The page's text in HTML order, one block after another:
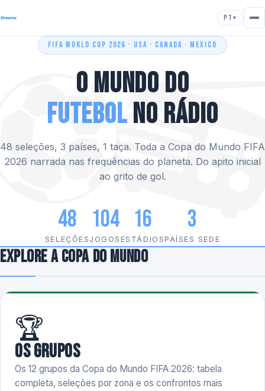
PT▾
FIFA WORLD CUP 2026 · USA · CANADA · MEXICO
O Mundo do
Futebolno Rádio
48 seleções, 3 países, 1 taça. Toda a Copa do Mundo FIFA
2026 narrada nas frequências do planeta. Do apito inicial
ao grito de gol.
48
SELEÇÕES
104
JOGOS
16
ESTÁDIOS
3
PAÍSES SEDE
Explore a Copa do Mundo
🏆
Os Grupos
Os 12 grupos da Copa do Mundo FIFA 2026: tabela
completa, seleções por zona e os confrontos mais